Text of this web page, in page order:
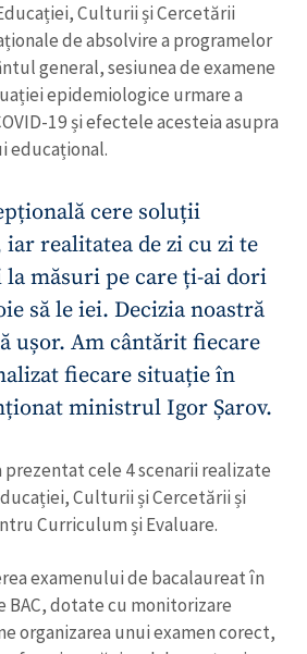
Culturii și Cercetării
de absolvire a programelor
general, sesiunea de examene
epidemiologice urmare a
19 și efectele acesteia asupra
educațional.
cere soluții
iar realitatea de zi cu zi te
măsuri pe care ți-ai dori
să le iei. Decizia noastră
ușor. Am cântărit fiecare
fiecare situație în
ministrul Igor Șarov.
cele 4 scenarii realizate
Culturii și Cercetării și
Curriculum și Evaluare.
examenului de bacalaureat în
dotate cu monitorizare
organizarea unui examen corect,